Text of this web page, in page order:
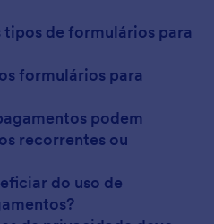
de formulários para
formulários para
podem
recorrentes ou
do uso de